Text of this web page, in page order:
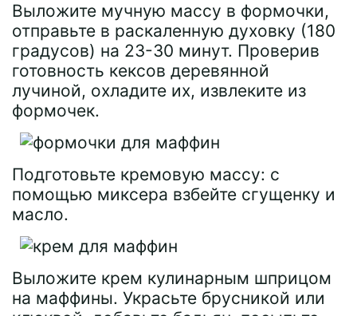
Выложите мучную массу в формочки,
отправьте в раскаленную духовку (180
градусов) на 23-30 минут. Проверив
готовность кексов деревянной
лучиной, охладите их, извлеките из
формочек.
Подготовьте кремовую массу: с
помощью миксера взбейте сгущенку и
масло.
Выложите крем кулинарным шприцом
на маффины. Украсьте брусникой или